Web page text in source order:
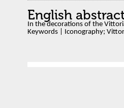
English
In the decorations of the
Keywords | Iconography;